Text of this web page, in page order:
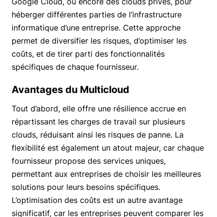
héberger différentes parties de l’infrastructure
informatique d’une entreprise. Cette approche
permet de diversifier les risques, d’optimiser les
coûts, et de tirer parti des fonctionnalités
spécifiques de chaque fournisseur.
Avantages du Multicloud
Tout d’abord, elle offre une résilience accrue en
répartissant les charges de travail sur plusieurs
clouds, réduisant ainsi les risques de panne. La
flexibilité est également un atout majeur, car chaque
fournisseur propose des services uniques,
permettant aux entreprises de choisir les meilleures
solutions pour leurs besoins spécifiques.
L’optimisation des coûts est un autre avantage
significatif, car les entreprises peuvent comparer les